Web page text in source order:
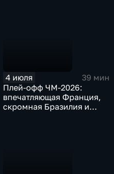
4 июля
39 мин
Плей-офф ЧМ-2026:
впечатляющая Франция,
скромная Бразилия и